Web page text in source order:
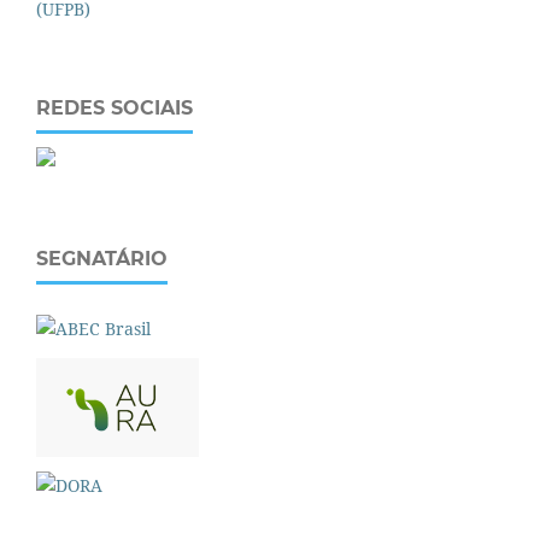
REDES SOCIAIS
SEGNATÁRIO